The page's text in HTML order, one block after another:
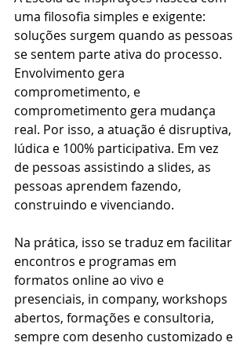
uma filosofia simples e exigente:
soluções surgem quando as pessoas
se sentem parte ativa do processo.
Envolvimento gera
comprometimento, e
comprometimento gera mudança
real. Por isso, a atuação é disruptiva,
lúdica e 100% participativa. Em vez
de pessoas assistindo a slides, as
pessoas aprendem fazendo,
construindo e vivenciando.
Na prática, isso se traduz em facilitar
encontros e programas em
formatos online ao vivo e
presenciais, in company, workshops
abertos, formações e consultoria,
sempre com desenho customizado e